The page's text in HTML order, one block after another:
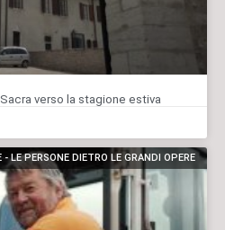
verso la stagione estiva
- LE PERSONE DIETRO LE GRANDI OPERE